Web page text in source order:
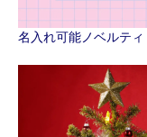
名入れ可能ノベルティ